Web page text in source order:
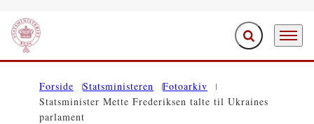
Gå til forsiden Fold søgefelt ud
Menu
Forside Statsministeren
Fotoarkiv
Statsminister Mette Frederiksen talte til Ukraines
parlament